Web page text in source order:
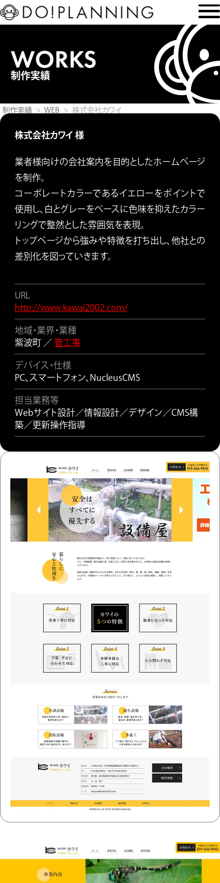
WORKS
制作実績
制作実績 WEB 株式会社カワイ
株式会社カワイ 様
業者様向けの会社案内を目的としたホームページ
を制作。
コーポレートカラーであるイエローをポイントで
使用し、白とグレーをベースに色味を抑えたカラー
リングで整然とした雰囲気を表現。
トップページから強みや特徴を打ち出し、他社との
差別化を図っていきます。
URL
http://www.kawai2002.com/
地域・業界・業種
紫波町 ／ 管工事
デバイス・仕様
PC、スマートフォン、NucleusCMS
担当業務等
Webサイト設計／情報設計／デザイン／CMS構
築／更新操作指導